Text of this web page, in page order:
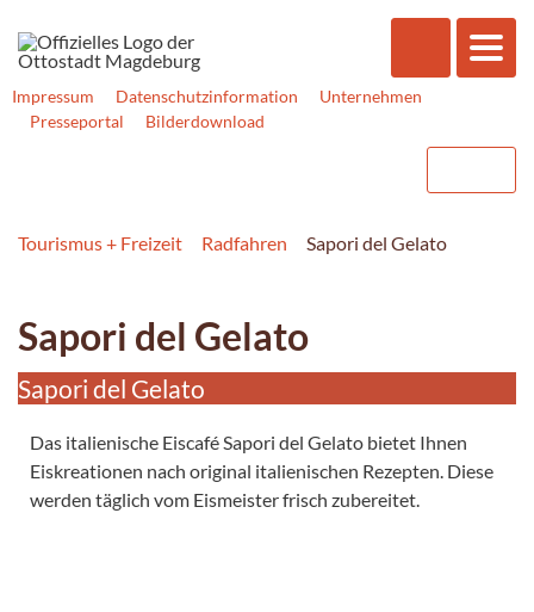
Impressum Datenschutzinformation
Unternehmen
Presseportal
Bilderdownload
Tourismus + Freizeit Radfahren Sapori del Gelato
Sapori del Gelato
Sapori del Gelato
Das italienische Eiscafé Sapori del Gelato bietet Ihnen
Eiskreationen nach original italienischen Rezepten. Diese
werden täglich vom Eismeister frisch zubereitet.